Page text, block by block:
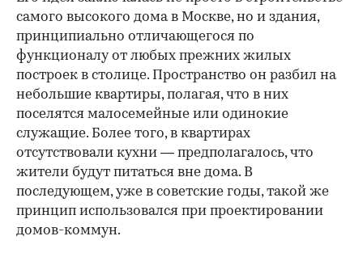
самого высокого дома в Москве, но и здания,
принципиально отличающегося по
функционалу от любых прежних жилых
построек в столице. Пространство он разбил на
небольшие квартиры, полагая, что в них
поселятся малосемейные или одинокие
служащие. Более того, в квартирах
отсутствовали кухни — предполагалось, что
жители будут питаться вне дома. В
последующем, уже в советские годы, такой же
принцип использовался при проектировании
домов-коммун.